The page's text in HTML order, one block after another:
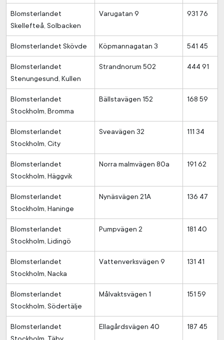
Blomsterlandet
Skellefteå, Solbacken
Varugatan 9 931 76
Blomsterlandet Skövde Köpmannagatan 3 541 45
Blomsterlandet
Stenungesund, Kullen
Strandnorum 502 444 91
Blomsterlandet
Stockholm, Bromma
Bällstavägen 152 168 59
Blomsterlandet
Stockholm, City
Sveavägen 32 111 34
Blomsterlandet
Stockholm, Häggvik
Norra malmvägen 80a 191 62
Blomsterlandet
Stockholm, Haninge
Nynäsvägen 21A 136 47
Blomsterlandet
Stockholm, Lidingö
Pumpvägen 2 181 40
Blomsterlandet
Stockholm, Nacka
Vattenverksvägen 9 131 41
Blomsterlandet
Stockholm, Södertälje
Målvaktsvägen 1 151 59
Blomsterlandet
Ellagårdsvägen 40 187 45